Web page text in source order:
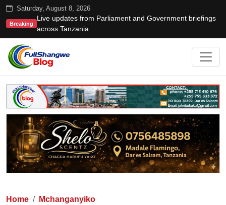
Saturday, August 8, 2026
Breaking
Live updates from Parliament and Government briefings
across Tanzania
Home Mchanganyiko